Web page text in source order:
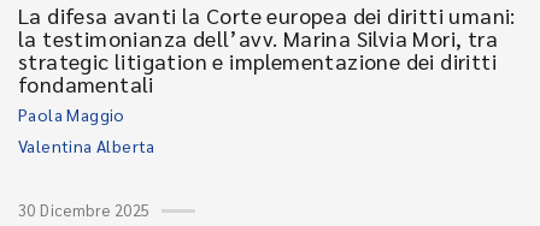
La difesa avanti la Corte europea dei diritti umani:
la testimonianza dell’avv. Marina Silvia Mori, tra
strategic litigation e implementazione dei diritti
fondamentali
Paola Maggio
Valentina Alberta
30 Dicembre 2025